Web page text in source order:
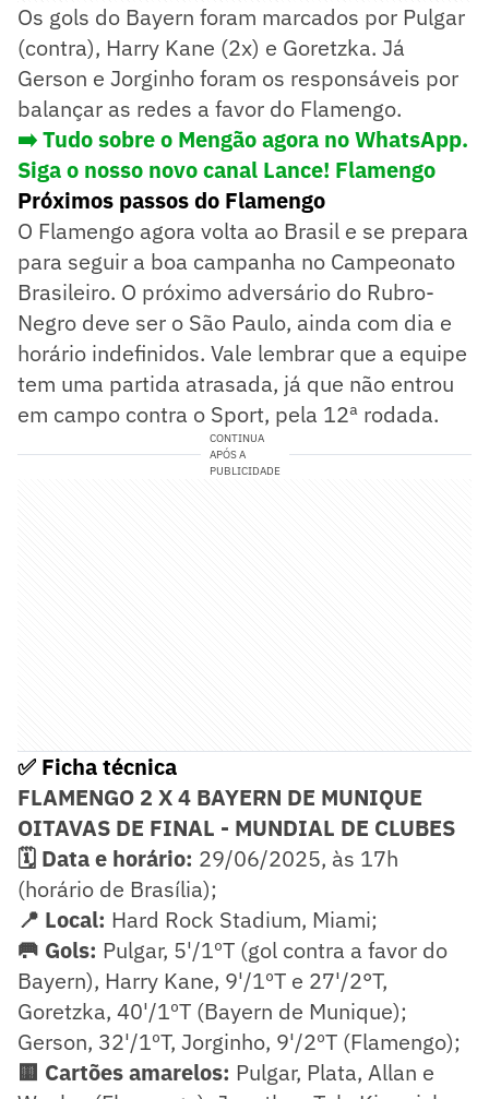
Os gols do Bayern foram marcados por Pulgar
(contra), Harry Kane (2x) e Goretzka. Já
Gerson e Jorginho foram os responsáveis por
balançar as redes a favor do Flamengo.
➡️ Tudo sobre o Mengão agora no WhatsApp.
Siga o nosso novo canal Lance! Flamengo
Próximos passos do Flamengo
O Flamengo agora volta ao Brasil e se prepara
para seguir a boa campanha no Campeonato
Brasileiro. O próximo adversário do Rubro-
Negro deve ser o São Paulo, ainda com dia e
horário indefinidos. Vale lembrar que a equipe
tem uma partida atrasada, já que não entrou
em campo contra o Sport, pela 12ª rodada.
CONTINUA
APÓS A
PUBLICIDADE
✅ Ficha técnica
FLAMENGO 2 X 4 BAYERN DE MUNIQUE
OITAVAS DE FINAL - MUNDIAL DE CLUBES
🗓️ Data e horário: 29/06/2025, às 17h
(horário de Brasília);
📍 Local: Hard Rock Stadium, Miami;
🥅 Gols: Pulgar, 5'/1ºT (gol contra a favor do
Bayern), Harry Kane, 9'/1ºT e 27'/2°T,
Goretzka, 40'/1ºT (Bayern de Munique);
Gerson, 32'/1ºT, Jorginho, 9'/2ºT (Flamengo);
🟨 Cartões amarelos: Pulgar, Plata, Allan e